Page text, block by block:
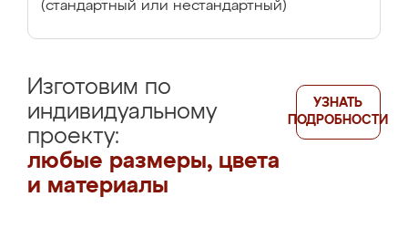
(стандартный или нестандартный)
Изготовим по
индивидуальному
проекту:
любые размеры, цвета
и материалы
УЗНАТЬ
ПОДРОБНОСТИ